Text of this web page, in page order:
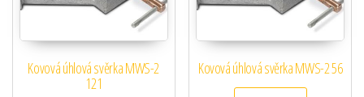
Kovová úhlová svěrka MWS-2
121
Kovová úhlová svěrka MWS-2 56